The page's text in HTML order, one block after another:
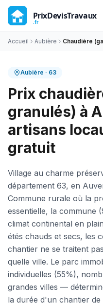
Accueil Aubière Chaudière
Aubière · 63
Prix
granulés) à
artisans
gratuit
Village au charme
département 63, en
Commune rurale où la
essentielle, la commune
climat continental en
étés chauds et secs, les
chantier ne se traitent
quelle ville. Le parc
individuelles (55%),
grandes villes —
la durée d'un chantier